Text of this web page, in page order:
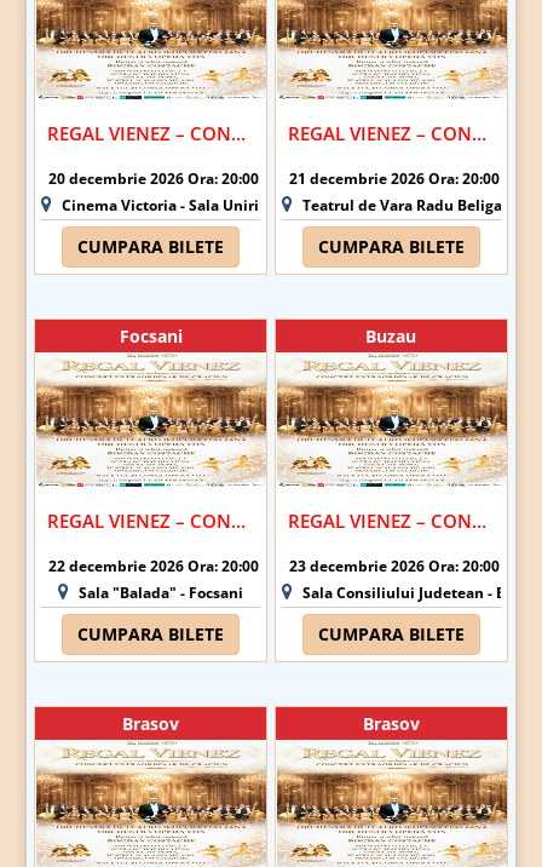
REGAL VIENEZ – CONCERT EXTRAORDINAR DE CRACIUN | IASI
20 decembrie 2026 Ora: 20:00
Cinema Victoria - Sala Unirii - Iasi
CUMPARA BILETE
REGAL VIENEZ – CONCERT EXTRAORDINAR DE CRACIUN | BACAU
21 decembrie 2026 Ora: 20:00
Teatrul de Vara Radu Beligan -
CUMPARA BILETE
Focsani
REGAL VIENEZ – CONCERT EXTRAORDINAR DE CRACIUN | FOCSANI
22 decembrie 2026 Ora: 20:00
Sala "Balada" - Focsani
CUMPARA BILETE
Buzau
REGAL VIENEZ – CONCERT EXTRAORDINAR DE CRACIUN | BUZAU
23 decembrie 2026 Ora: 20:00
Sala Consiliului Judetean - Buzau
CUMPARA BILETE
Brasov Brasov